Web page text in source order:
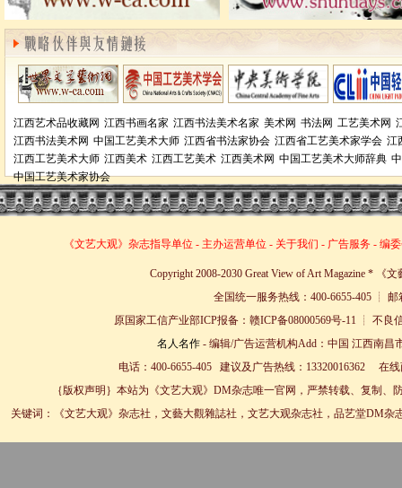
江西艺术品收藏网 江西书画名家 江西书法美术名家 美术网 书法网 工艺美术网
江西书法美术网 中国工艺美术大师 江西省书法家协会 江西省工艺美术家学会 江
江西工艺美术大师 江西美术 江西工艺美术 江西美术网 中国工艺美术大师辞典
中国工艺美术家协会
《文艺大观》杂志指导单位 - 主办运营单位 - 关于我们 - 广告服务 - 编
Copyright 2008-2030 Great View of Art Magazine * 《
全国统一服务热线：400-6655-405 ┊ 邮
原国家工信产业部ICP报备：赣ICP备08000569号-11 ┊ 不
名人名作- 编辑/广告运营机构Add：中国 江西南昌
电话：400-6655-405 建议及广告热线：13320016362 在
｛版权声明｝本站为《文艺大观》DM杂志唯一官网，严禁转载、复制
关键词：《文艺大观》杂志社，文藝大觀雜誌社，文艺大观杂志社，品艺堂DM